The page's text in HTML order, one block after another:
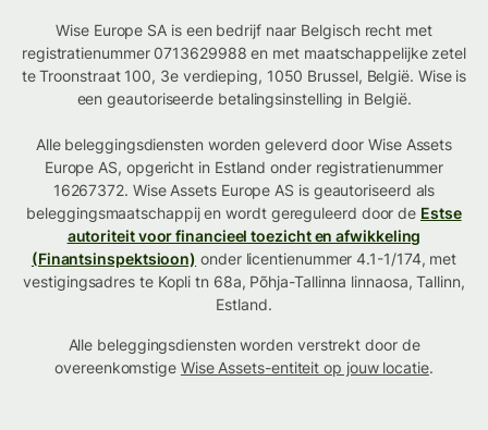
Wise Europe SA is een bedrijf naar Belgisch recht met
registratienummer 0713629988 en met maatschappelijke zetel
te Troonstraat 100, 3e verdieping, 1050 Brussel, België. Wise is
een geautoriseerde betalingsinstelling in België.
Alle beleggingsdiensten worden geleverd door Wise Assets
Europe AS, opgericht in Estland onder registratienummer
16267372. Wise Assets Europe AS is geautoriseerd als
beleggingsmaatschappij en wordt gereguleerd door de Estse
autoriteit voor financieel toezicht en afwikkeling
(Finantsinspektsioon) onder licentienummer 4.1-1/174, met
vestigingsadres te Kopli tn 68a, Põhja-Tallinna linnaosa, Tallinn,
Estland.
Alle beleggingsdiensten worden verstrekt door de
overeenkomstige Wise Assets-entiteit op jouw locatie.